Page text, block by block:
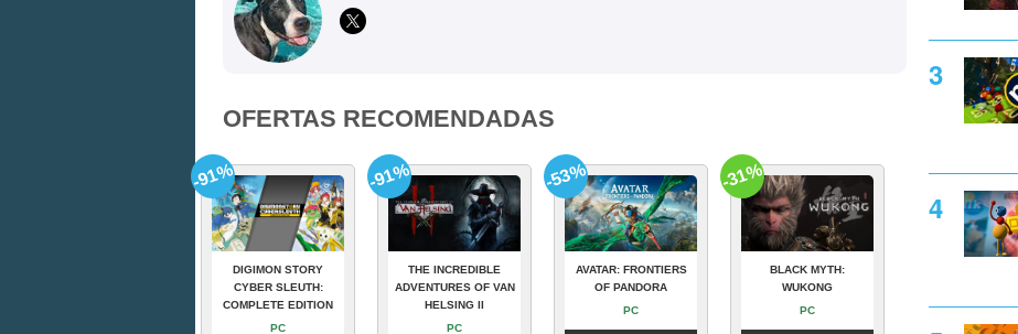
OFERTAS RECOMENDADAS
DIGIMON STORY
CYBER SLEUTH:
COMPLETE EDITION
PC
-91%
THE INCREDIBLE
ADVENTURES OF VAN
HELSING II
PC
-91%
AVATAR: FRONTIERS
OF PANDORA
PC
-53%
BLACK MYTH:
WUKONG
PC
-31%